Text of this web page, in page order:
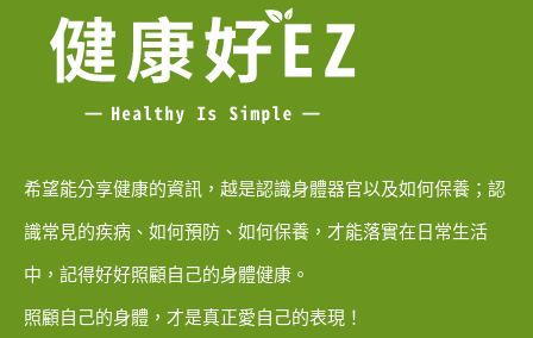
希望能分享健康的資訊，越是認識身體器官以及如何保養；認
識常見的疾病、如何預防、如何保養，才能落實在日常生活
中，記得好好照顧自己的身體健康。
照顧自己的身體，才是真正愛自己的表現！